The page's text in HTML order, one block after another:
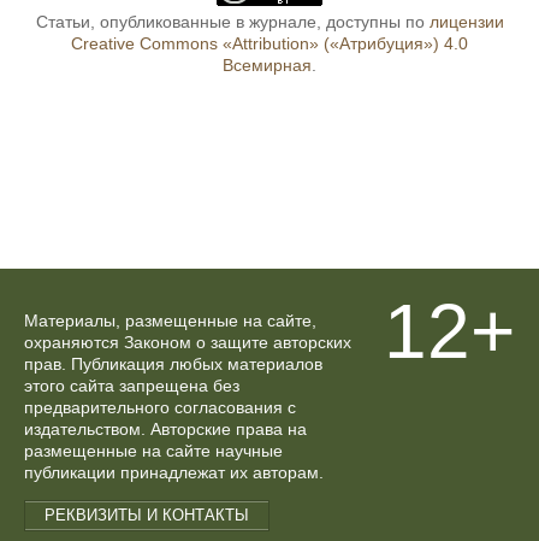
Статьи, опубликованные в журнале, доступны по лицензии
Creative Commons «Attribution» («Атрибуция») 4.0
Всемирная
Материалы, размещенные на сайте,
охраняются Законом о защите авторских
прав. Публикация любых материалов
этого сайта запрещена без
предварительного согласования с
издательством. Авторские права на
размещенные на сайте научные
публикации принадлежат их авторам.
РЕКВИЗИТЫ И КОНТАКТЫ
12+